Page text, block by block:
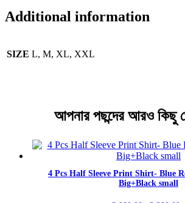
Additional information
SIZE L, M, XL, XXL
আপনার পছন্দের আরও কিছু
4 Pcs Half Sleeve Print Shirt- Blue
Big+Black small